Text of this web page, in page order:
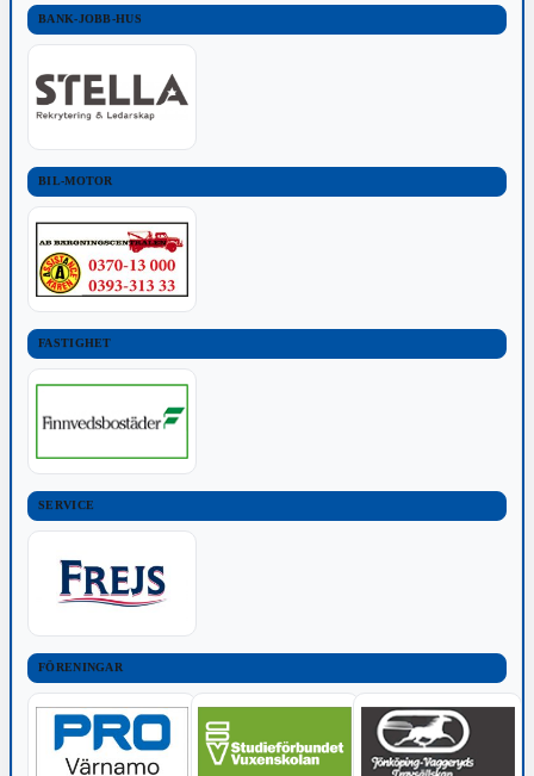
BANK-JOBB-HUS
BIL-MOTOR
FASTIGHET
SERVICE
FÖRENINGAR